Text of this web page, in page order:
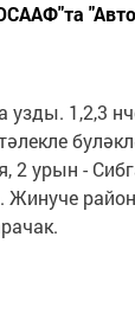
узды. 1,2,3
2 урын -
Жинуче